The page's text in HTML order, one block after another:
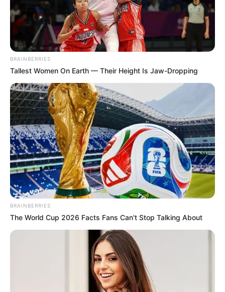
СОЦІО
BRAINBERRIES
Tallest Women On Earth — Their Height Is Jaw-Dropping
BRAINBERRIES
The World Cup 2026 Facts Fans Can't Stop Talking About